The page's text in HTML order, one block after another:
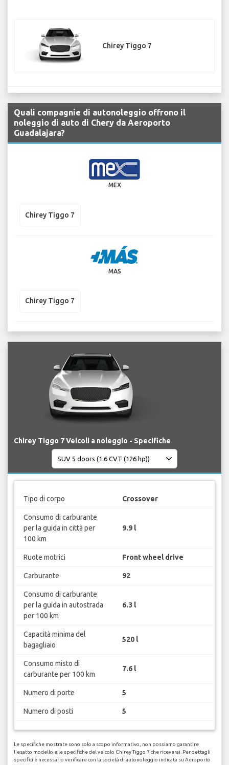
Chirey Tiggo 7
Quali compagnie di autonoleggio offrono il
noleggio di auto di Chery da Aeroporto
Guadalajara?
MEX
Chirey Tiggo 7
MAS
Chirey Tiggo 7
Chirey Tiggo 7 Veicoli a noleggio - Specifiche
Tipo di corpo Crossover
Consumo di carburante
per la guida in città per
100 km
9.9 l
Ruote motrici Front wheel drive
Carburante 92
Consumo di carburante
per la guida in autostrada
per 100 km
6.3 l
Capacità minima del
bagagliaio
520 l
Consumo misto di
carburante per 100 km
7.6 l
Numero di porte 5
Numero di posti 5
Le specifiche mostrate sono solo a scopo informativo, non possiamo garantire
l'esatto modello e le specifiche del veicolo Chirey Tiggo 7 che riceverai. Per dettagli
specifici è necessario verificare con la società di autonoleggio indicata su Aeroporto